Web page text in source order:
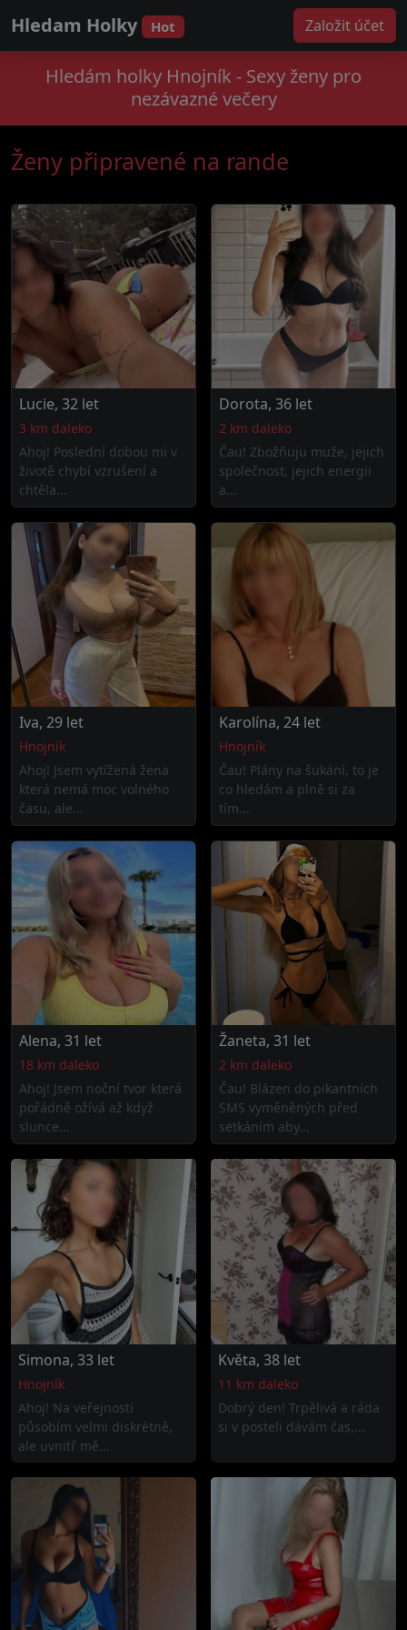
Hledam Holky Hot Založit účet
Hledám holky Hnojník - Sexy ženy pro
nezávazné večery
Ženy připravené na rande
Lucie, 32 let
3 km daleko
Ahoj! Poslední dobou mi v
životě chybí vzrušení a
chtěla...
Dorota, 36 let
2 km daleko
Čau! Zbožňuju muže, jejich
společnost, jejich energii
a...
Iva, 29 let
Hnojník
Ahoj! Jsem vytížená žena
která nemá moc volného
času, ale...
Karolína, 24 let
Hnojník
Čau! Plány na šukání, to je
co hledám a plně si za
tím...
Alena, 31 let
18 km daleko
Ahoj! Jsem noční tvor která
pořádně ožívá až když
slunce...
Žaneta, 31 let
2 km daleko
Čau! Blázen do pikantních
SMS vyměněných před
setkáním aby...
Simona, 33 let
Hnojník
Ahoj! Na veřejnosti
působím velmi diskrétně,
ale uvnitř mě...
Květa, 38 let
11 km daleko
Dobrý den! Trpělivá a ráda
si v posteli dávám čas,...